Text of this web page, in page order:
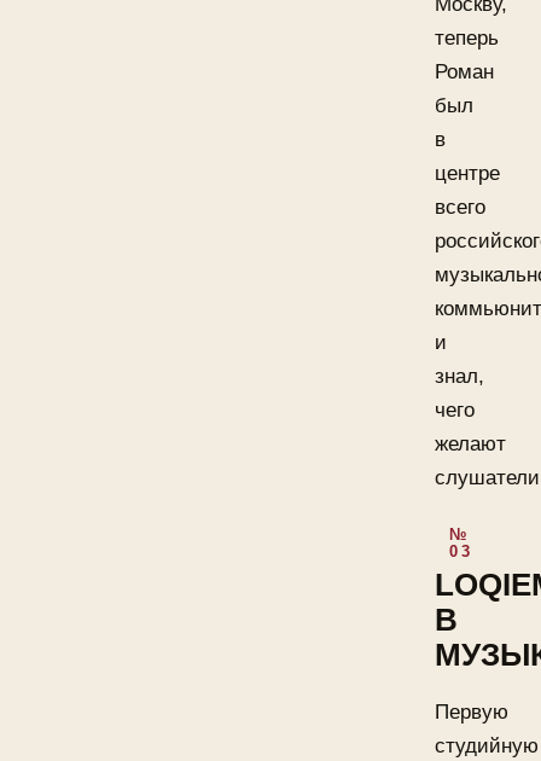
теперь
Роман
был
в
центре
всего
и
знал,
чего
желают
В
Первую
студийную